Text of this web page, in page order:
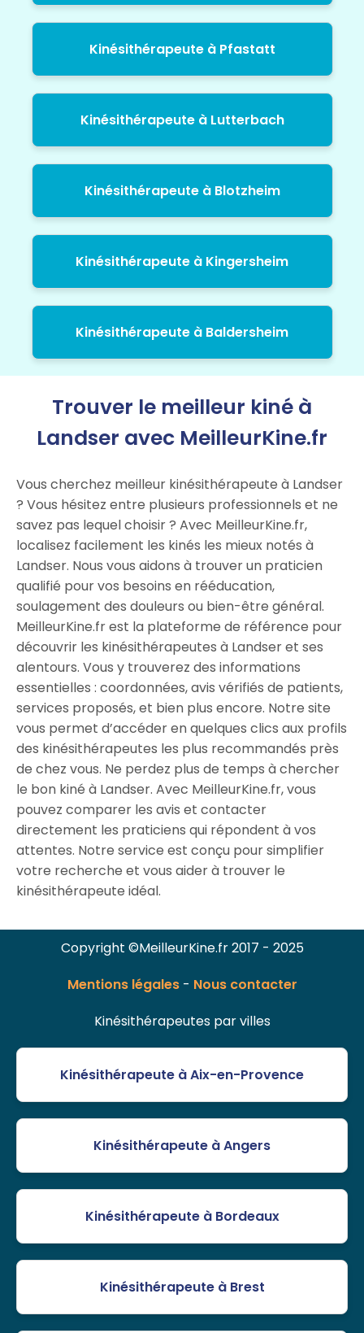
Kinésithérapeute à Pfastatt
Kinésithérapeute à Lutterbach
Kinésithérapeute à Blotzheim
Kinésithérapeute à Kingersheim
Kinésithérapeute à Baldersheim
Trouver le meilleur kiné à
Landser avec MeilleurKine.fr
Vous cherchez meilleur kinésithérapeute à Landser
? Vous hésitez entre plusieurs professionnels et ne
savez pas lequel choisir ? Avec MeilleurKine.fr,
localisez facilement les kinés les mieux notés à
Landser. Nous vous aidons à trouver un praticien
qualifié pour vos besoins en rééducation,
soulagement des douleurs ou bien-être général.
MeilleurKine.fr est la plateforme de référence pour
découvrir les kinésithérapeutes à Landser et ses
alentours. Vous y trouverez des informations
essentielles : coordonnées, avis vérifiés de patients,
services proposés, et bien plus encore. Notre site
vous permet d’accéder en quelques clics aux profils
des kinésithérapeutes les plus recommandés près
de chez vous. Ne perdez plus de temps à chercher
le bon kiné à Landser. Avec MeilleurKine.fr, vous
pouvez comparer les avis et contacter
directement les praticiens qui répondent à vos
attentes. Notre service est conçu pour simplifier
votre recherche et vous aider à trouver le
kinésithérapeute idéal.
Copyright ©MeilleurKine.fr 2017 - 2025
Mentions légales- Nous contacter
Kinésithérapeutes par villes
Kinésithérapeute à Aix-en-Provence
Kinésithérapeute à Angers
Kinésithérapeute à Bordeaux
Kinésithérapeute à Brest